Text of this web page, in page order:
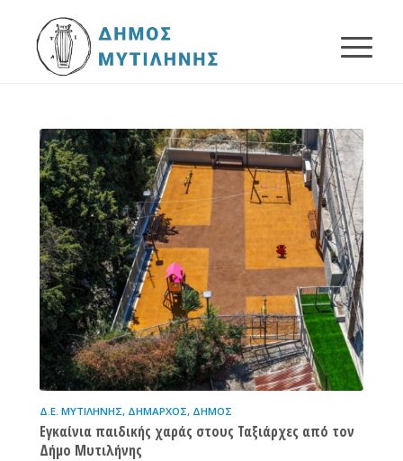
Δ.Ε. ΜΥΤΙΛΉΝΗΣ, ΔΉΜΑΡΧΟΣ, ΔΉΜΟΣ
Εγκαίνια παιδικής χαράς στους Ταξιάρχες από τον
Δήμο Μυτιλήνης